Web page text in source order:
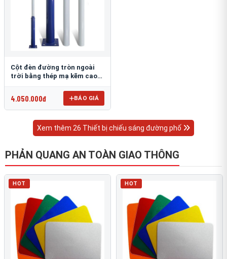
Cột đèn đường tròn ngoài
trời bằng thép mạ kẽm cao
4.050.000đ BÁO GIÁ
Xem thêm 26 Thiết bị chiếu sáng đường phố
PHẢN QUANG AN TOÀN GIAO THÔNG
HOT HOT